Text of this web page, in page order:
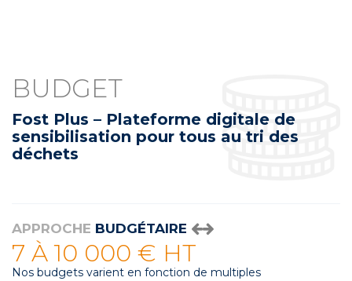
BUDGET
Fost Plus – Plateforme digitale de
sensibilisation pour tous au tri des
déchets
APPROCHE BUDGÉTAIRE
7 À 10 000 € HT
Nos budgets varient en fonction de multiples